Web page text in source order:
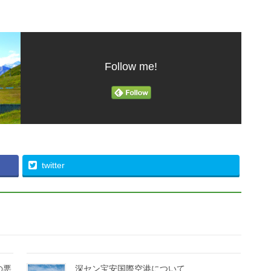
Follow me!
twitter
悪 深セン宝安国際空港について